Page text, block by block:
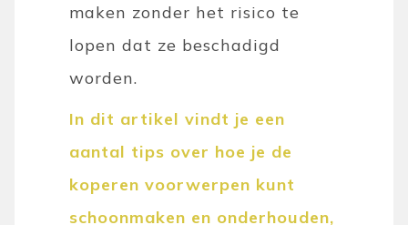
maken zonder het risico te
lopen dat ze beschadigd
worden.
In dit artikel vindt je een
aantal tips over hoe je de
koperen voorwerpen kunt
schoonmaken en onderhouden,